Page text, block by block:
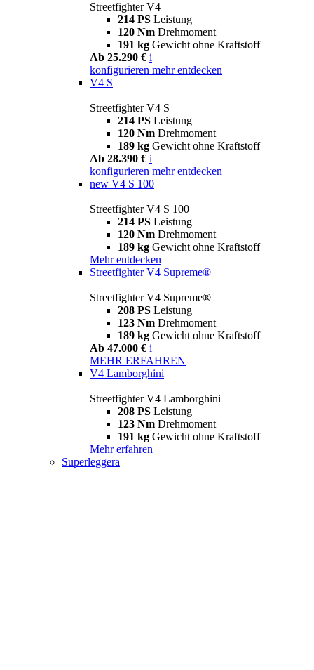
Streetfighter V4
214 PS Leistung
120 Nm Drehmoment
191 kg Gewicht ohne Kraftstoff
Ab 25.290 € i
konfigurieren mehr entdecken
V4 S
Streetfighter V4 S
214 PS Leistung
120 Nm Drehmoment
189 kg Gewicht ohne Kraftstoff
Ab 28.390 € i
konfigurieren mehr entdecken
new V4 S 100
Streetfighter V4 S 100
214 PS Leistung
120 Nm Drehmoment
189 kg Gewicht ohne Kraftstoff
Mehr entdecken
Streetfighter V4 Supreme®
Streetfighter V4 Supreme®
208 PS Leistung
123 Nm Drehmoment
189 kg Gewicht ohne Kraftstoff
Ab 47.000 € i
MEHR ERFAHREN
V4 Lamborghini
Streetfighter V4 Lamborghini
208 PS Leistung
123 Nm Drehmoment
191 kg Gewicht ohne Kraftstoff
Mehr erfahren
Superleggera